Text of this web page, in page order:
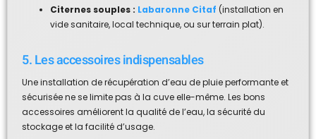
Citernes souples : Labaronne Citaf (installation en
vide sanitaire, local technique, ou sur terrain plat).
5. Les accessoires indispensables
Une installation de récupération d’eau de pluie performante et
sécurisée ne se limite pas à la cuve elle-même. Les bons
accessoires améliorent la qualité de l’eau, la sécurité du
stockage et la facilité d’usage.